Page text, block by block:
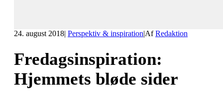
24. august 2018| Perspektiv & inspiration|AfRedaktion
Fredagsinspiration:
Hjemmets bløde sider